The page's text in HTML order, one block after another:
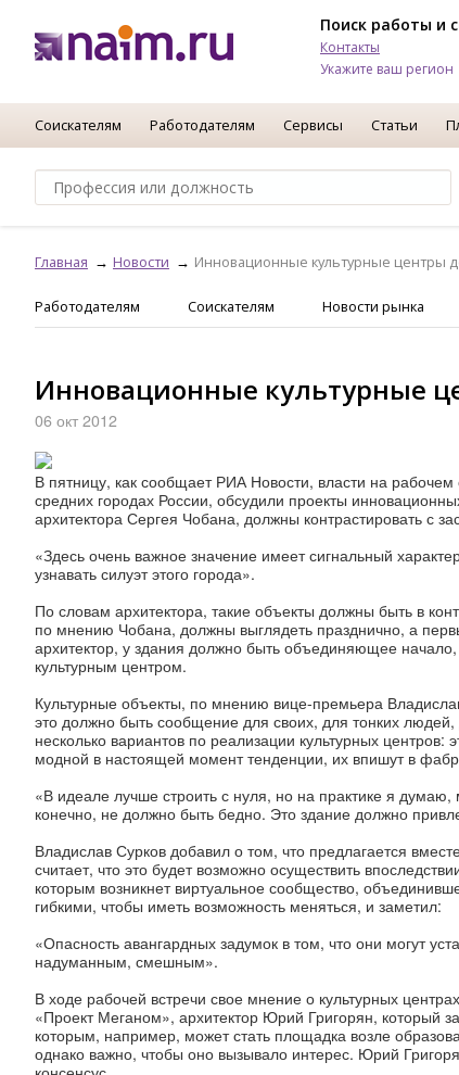
Поиск работы и
Контакты
Укажите ваш регион
Соискателям Работодателям Сервисы Статьи
Главная Новости Инновационные культурные центры
Работодателям Соискателям Новости рынка
Инновационные культурные
06 окт 2012
В пятницу, как сообщает РИА Новости, власти на
средних городах России, обсудили проекты
архитектора Сергея Чобана, должны контрастировать с
«Здесь очень важное значение имеет сигнальный
узнавать силуэт этого города».
По словам архитектора, такие объекты должны быть в
по мнению Чобана, должны выглядеть празднично, а
архитектор, у здания должно быть объединяющее
культурным центром.
Культурные объекты, по мнению вице-премьера
это должно быть сообщение для своих, для тонких людей,
несколько вариантов по реализации культурных
модной в настоящей момент тенденции, их впишут в
«В идеале лучше строить с нуля, но на практике я
конечно, не должно быть бедно. Это здание должно
Владислав Сурков добавил о том, что предлагается
считает, что это будет возможно осуществить
которым возникнет виртуальное сообщество,
гибкими, чтобы иметь возможность меняться, и заметил:
«Опасность авангардных задумок в том, что они могут
надуманным, смешным».
В ходе рабочей встречи свое мнение о культурных
«Проект Меганом», архитектор Юрий Григорян, который
которым, например, может стать площадка возле
однако важно, чтобы оно вызывало интерес. Юрий